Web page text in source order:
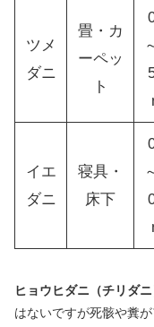
ツメ
ダニ
畳・カ
ーペッ
ト
イエ
ダニ
寝具・
床下
ヒョウヒダニ（チリダニ
はないですが死骸や糞